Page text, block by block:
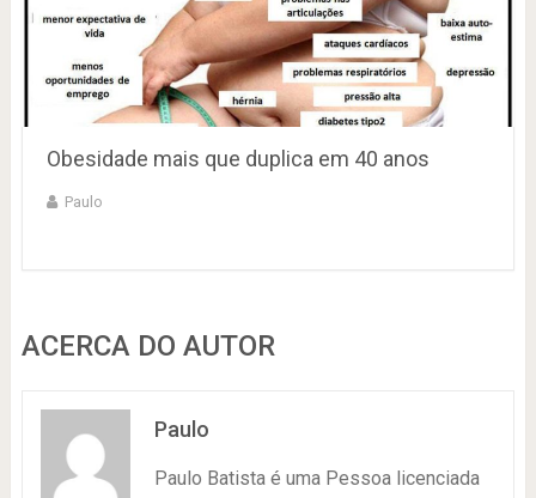
Obesidade mais que duplica em 40 anos
Paulo
ACERCA DO AUTOR
Paulo
Paulo Batista é uma Pessoa licenciada